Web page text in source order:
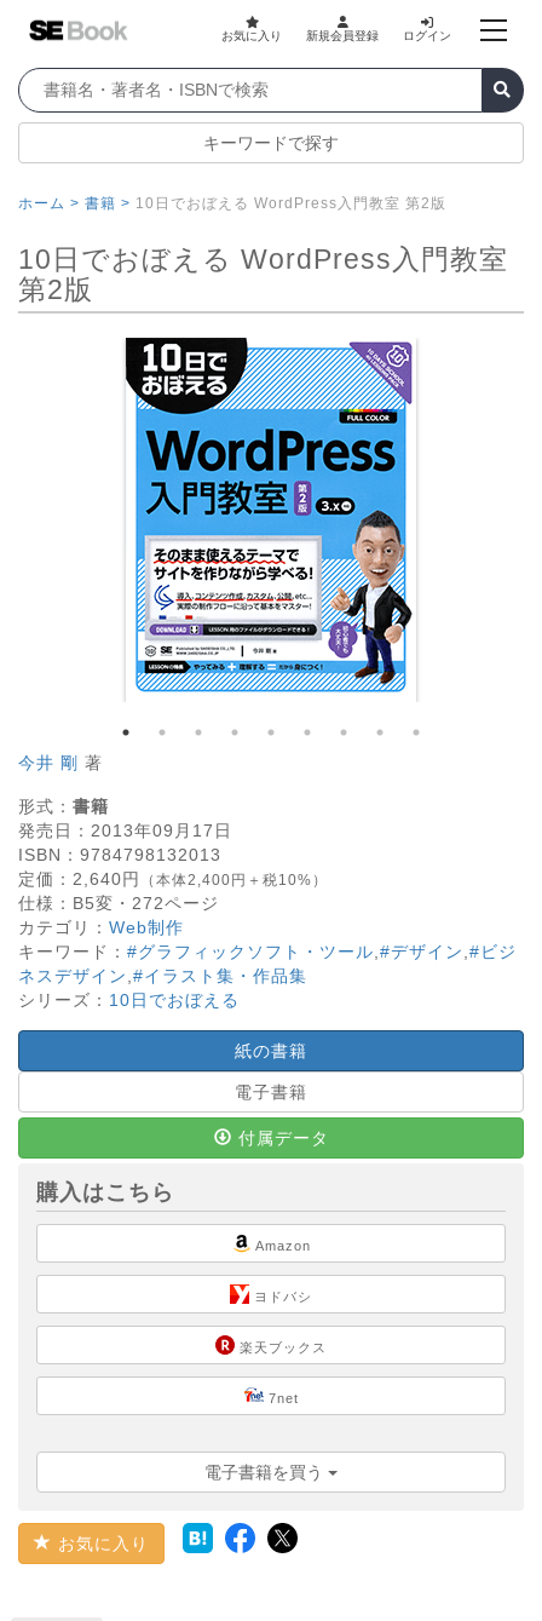
お気に入り 新規会員登録 ログイン
キーワードで探す
ホーム > 書籍 > 10日でおぼえる WordPress入門教室 第2版
10日でおぼえる WordPress入門教室
第2版
今井 剛 著
形式： 書籍
発売日： 2013年09月17日
ISBN： 9784798132013
定価： 2,640円 （本体2,400円＋税10%）
仕様： B5変・ 272ページ
カテゴリ： Web制作
キーワード： #グラフィックソフト・ツール #デザイン #ビジ
ネスデザイン #イラスト集・作品集
シリーズ： 10日でおぼえる
紙の書籍
電子書籍
付属データ
購入はこちら
Amazon
ヨドバシ
楽天ブックス
7net
電子書籍を買う
お気に入り